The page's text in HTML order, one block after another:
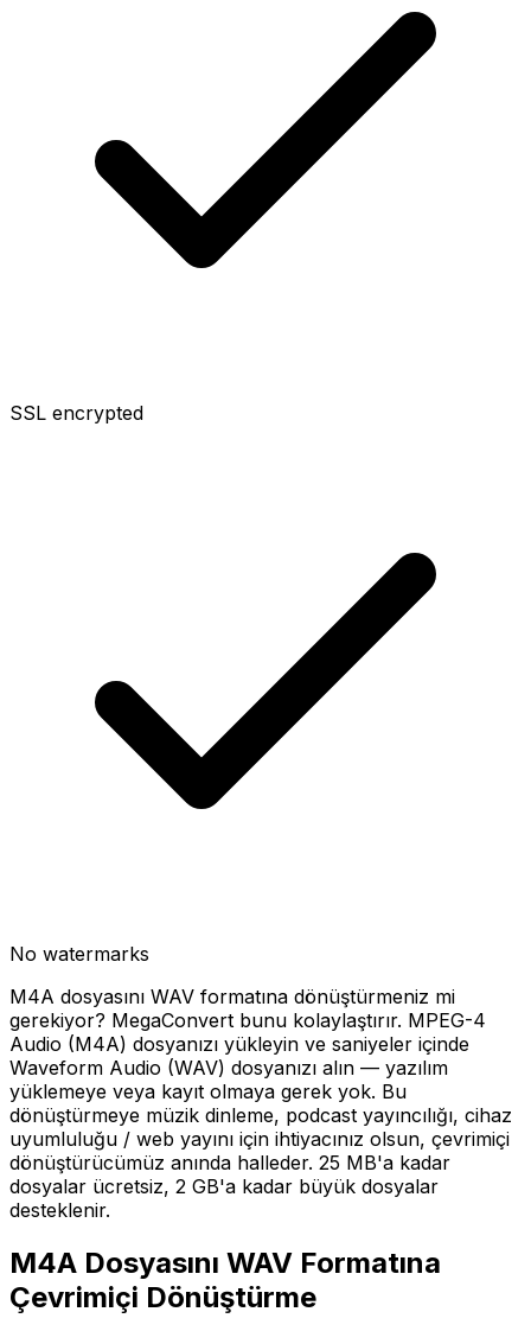
SSL encrypted
No watermarks
M4A dosyasını WAV formatına dönüştürmeniz mi
gerekiyor? MegaConvert bunu kolaylaştırır. MPEG-4
Audio (M4A) dosyanızı yükleyin ve saniyeler içinde
Waveform Audio (WAV) dosyanızı alın — yazılım
yüklemeye veya kayıt olmaya gerek yok. Bu
dönüştürmeye müzik dinleme, podcast yayıncılığı, cihaz
uyumluluğu / web yayını için ihtiyacınız olsun, çevrimiçi
dönüştürücümüz anında halleder. 25 MB'a kadar
dosyalar ücretsiz, 2 GB'a kadar büyük dosyalar
desteklenir.
M4A Dosyasını WAV Formatına
Çevrimiçi Dönüştürme